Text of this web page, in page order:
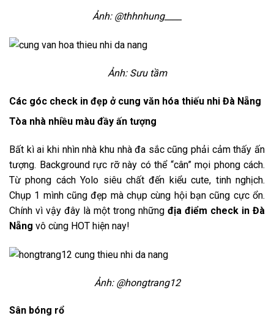
Ảnh: @thhnhung____
Ảnh: Sưu tầm
Các góc check in đẹp ở cung văn hóa thiếu nhi Đà Nẵng
Tòa nhà nhiều màu đầy ấn tượng
Bất kì ai khi nhìn nhà khu nhà đa sắc cũng phải cảm thấy ấn
tượng. Background rực rỡ này có thể “cân” mọi phong cách.
Từ phong cách Yolo siêu chất đến kiểu cute, tinh nghịch.
Chụp 1 mình cũng đẹp mà chụp cùng hội bạn cũng cực ổn.
Chính vì vậy đây là một trong những địa điểm check in Đà
Nẵng vô cùng HOT hiện nay!
Ảnh: @hongtrang12
Sân bóng rổ